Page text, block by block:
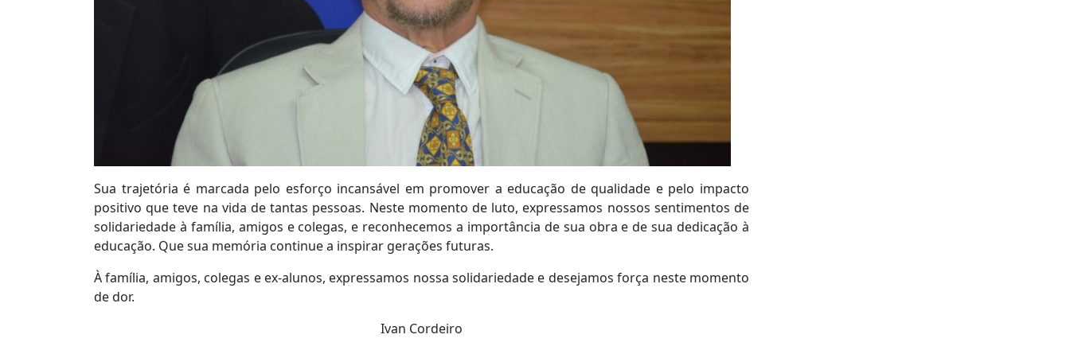
Sua trajetória é marcada pelo esforço incansável em promover a educação de qualidade e pelo impacto
positivo que teve na vida de tantas pessoas. Neste momento de luto, expressamos nossos sentimentos de
solidariedade à família, amigos e colegas, e reconhecemos a importância de sua obra e de sua dedicação à
educação. Que sua memória continue a inspirar gerações futuras.
À família, amigos, colegas e ex-alunos, expressamos nossa solidariedade e desejamos força neste momento
de dor.
Ivan Cordeiro